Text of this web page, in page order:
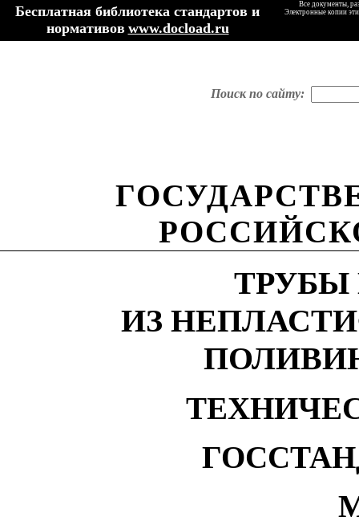
Бесплатная библиотека стандартов и
нормативов www.docload.ru
Все документы,
Электронные копии
Поиск по сайту:
ИЗ